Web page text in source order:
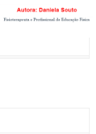
pessoas?